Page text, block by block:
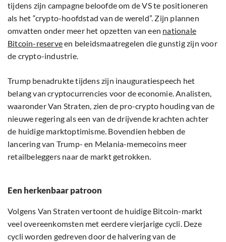
tijdens zijn campagne beloofde om de VS te positioneren
als het “crypto-hoofdstad van de wereld”. Zijn plannen
omvatten onder meer het opzetten van een nationale
Bitcoin-reserveen beleidsmaatregelen die gunstig zijn voor
de crypto-industrie.
Trump benadrukte tijdens zijn inauguratiespeech het
belang van cryptocurrencies voor de economie. Analisten,
waaronder Van Straten, zien de pro-crypto houding van de
nieuwe regering als een van de drijvende krachten achter
de huidige marktoptimisme. Bovendien hebben de
lancering van Trump- en Melania-memecoins meer
retailbeleggers naar de markt getrokken.
Een herkenbaar patroon
Volgens Van Straten vertoont de huidige Bitcoin-markt
veel overeenkomsten met eerdere vierjarige cycli. Deze
cycli worden gedreven door de halvering van de